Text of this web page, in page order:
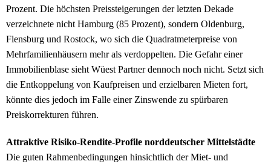
Prozent. Die höchsten Preissteigerungen der letzten Dekade
verzeichnete nicht Hamburg (85 Prozent), sondern Oldenburg,
Flensburg und Rostock, wo sich die Quadratmeterpreise von
Mehrfamilienhäusern mehr als verdoppelten. Die Gefahr einer
Immobilienblase sieht Wüest Partner dennoch noch nicht. Setzt sich
die Entkoppelung von Kaufpreisen und erzielbaren Mieten fort,
könnte dies jedoch im Falle einer Zinswende zu spürbaren
Preiskorrekturen führen.
Attraktive Risiko-Rendite-Profile norddeutscher Mittelstädte
Die guten Rahmenbedingungen hinsichtlich der Miet- und